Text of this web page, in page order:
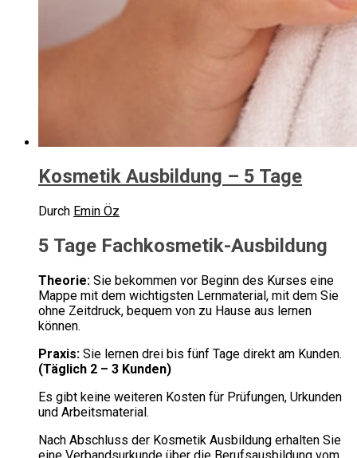
Kosmetik Ausbildung – 5 Tage
Durch Emin Öz
5 Tage Fachkosmetik-Ausbildung
Theorie: Sie bekommen vor Beginn des Kurses eine
Mappe mit dem wichtigsten Lernmaterial, mit dem Sie
ohne Zeitdruck, bequem von zu Hause aus lernen
können.
Praxis: Sie lernen drei bis fünf Tage direkt am Kunden.
(Täglich 2 – 3 Kunden)
Es gibt keine weiteren Kosten für Prüfungen, Urkunden
und Arbeitsmaterial.
Nach Abschluss der Kosmetik Ausbildung erhalten Sie